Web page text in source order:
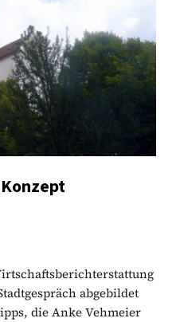
abgebildet
die Anke Vehmeier